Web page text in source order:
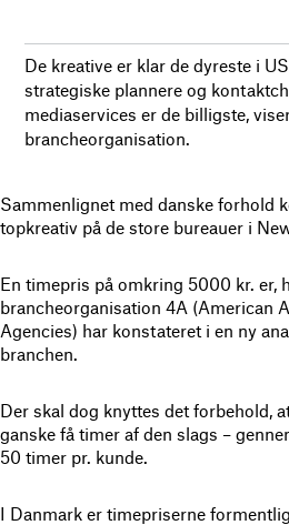
De kreative er klar de dyreste i
strategiske plannere og
mediaservices er de billigste,
brancheorganisation.
Sammenlignet med danske forhold
topkreativ på de store bureauer i
En timepris på omkring 5000 kr. er,
brancheorganisation 4A (American
Agencies) har konstateret i en ny
branchen.
Der skal dog knyttes det forbehold,
ganske få timer af den slags –
50 timer pr. kunde.
I Danmark er timepriserne